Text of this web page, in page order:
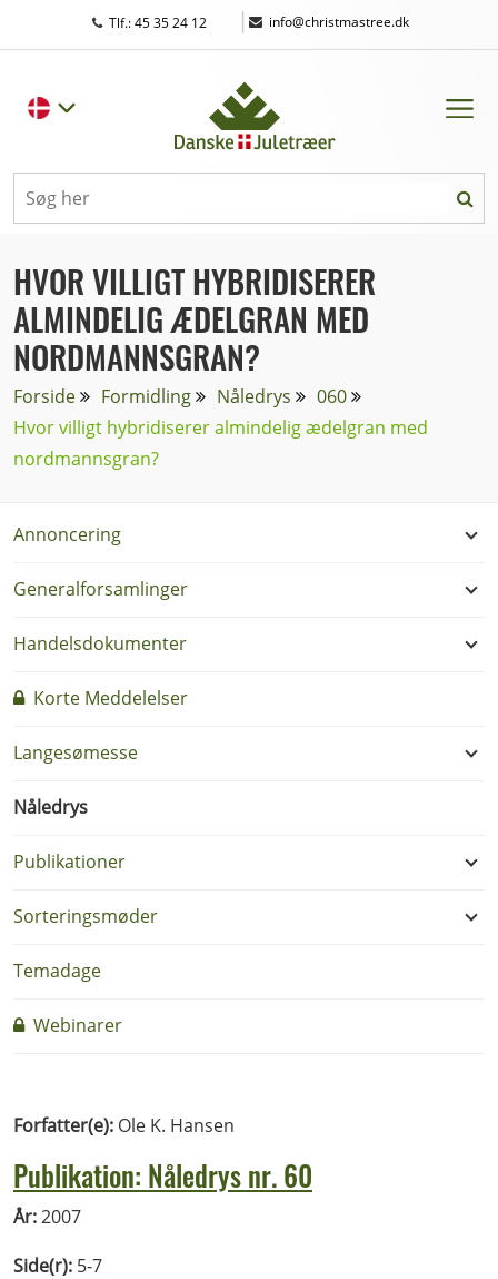
Tlf.: 45 35 24 12 | info@christmastree.dk
HVOR VILLIGT HYBRIDISERER
ALMINDELIG ÆDELGRAN MED
NORDMANNSGRAN?
Forside Formidling Nåledrys
060
Hvor villigt hybridiserer almindelig ædelgran med
nordmannsgran?
Annoncering
Generalforsamlinger
Handelsdokumenter
Korte Meddelelser
Langesømesse
Nåledrys
Publikationer
Sorteringsmøder
Temadage
Webinarer
Forfatter(e): Ole K. Hansen
Publikation: Nåledrys nr. 60
År:2007
Side(r): 5-7